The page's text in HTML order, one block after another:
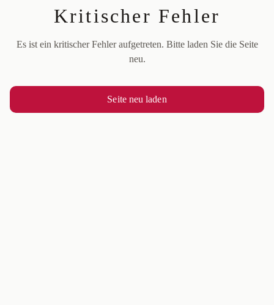
Kritischer Fehler
Es ist ein kritischer Fehler aufgetreten. Bitte laden Sie die Seite
neu.
Seite neu laden